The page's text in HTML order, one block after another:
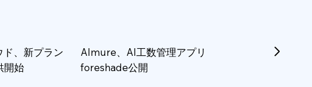
ド、新プラン
開始
Almure、AI工数管理アプリ
foreshade公開